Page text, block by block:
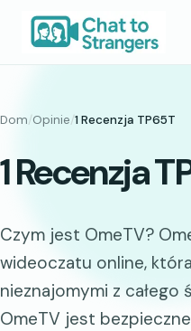
Przejdź
Dom/Opinie/1 Recenzja TP65T
1 Recenzja
Czym jest OmeTV?
wideoczatu online,
nieznajomymi z całego
OmeTV jest